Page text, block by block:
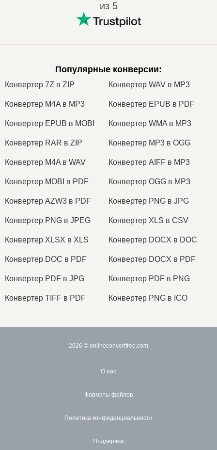
из 5
Популярные конверсии:
Конвертер 7Z в ZIP Конвертер WAV в MP3
Конвертер M4A в MP3 Конвертер EPUB в PDF
Конвертер EPUB в MOBI Конвертер WMA в MP3
Конвертер RAR в ZIP Конвертер MP3 в OGG
Конвертер M4A в WAV Конвертер AIFF в MP3
Конвертер MOBI в PDF Конвертер OGG в MP3
Конвертер AZW3 в PDF Конвертер PNG в JPG
Конвертер PNG в JPEG Конвертер XLS в CSV
Конвертер XLSX в XLS Конвертер DOCX в DOC
Конвертер DOC в PDF Конвертер DOCX в PDF
Конвертер PDF в JPG Конвертер PDF в PNG
Конвертер TIFF в PDF Конвертер PNG в ICO
2026 © onlineconvertfree.com
О нас
Форматы файлов
Политика конфиденциальности
Поддержка